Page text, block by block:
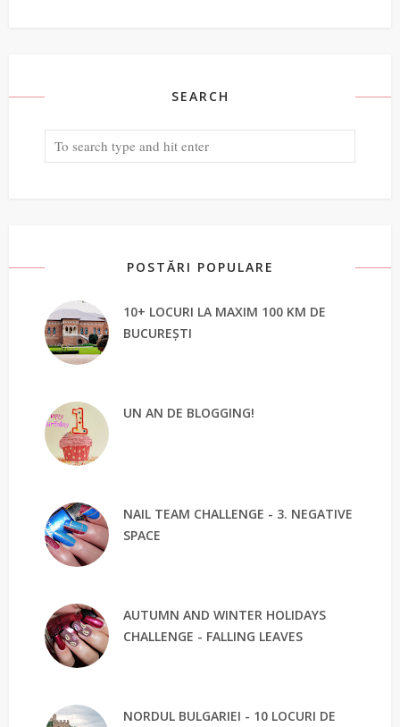
SEARCH
POSTĂRI POPULARE
10+ LOCURI LA MAXIM 100 KM DE
BUCUREȘTI
UN AN DE BLOGGING!
NAIL TEAM CHALLENGE - 3. NEGATIVE
SPACE
AUTUMN AND WINTER HOLIDAYS
CHALLENGE - FALLING LEAVES
NORDUL BULGARIEI - 10 LOCURI DE